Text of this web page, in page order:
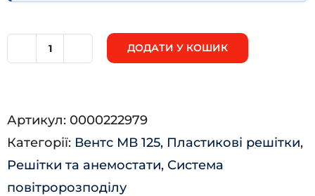
кількість
ДОДАТИ У КОШИК
Артикул: 0000222979
Категорії: Вентс МВ 125, Пластикові решітки,
Решітки та анемостати, Система
повітророзподілу